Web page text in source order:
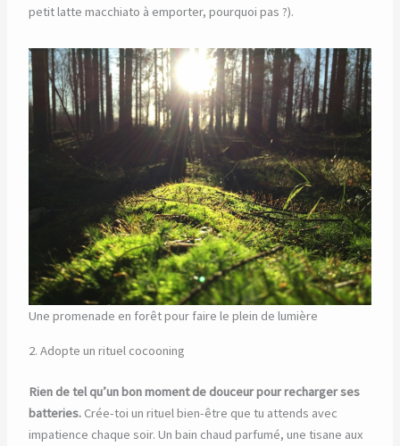
petit latte macchiato à emporter, pourquoi pas ?).
Une promenade en forêt pour faire le plein de lumière
2. Adopte un rituel cocooning
Rien de tel qu’un bon moment de douceur pour recharger ses
batteries.Crée-toi un rituel bien-être que tu attends avec
impatience chaque soir. Un bain chaud parfumé, une tisane aux